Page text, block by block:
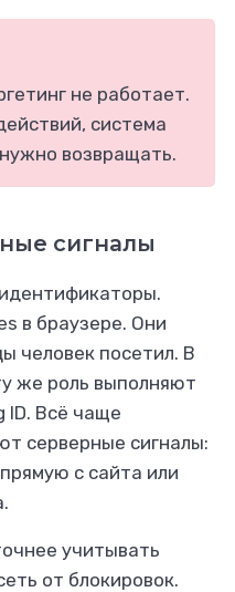
не работает.
система
возвращать.
сигналы
в браузере. Они
человек посетил. В
же роль выполняют
ID. Всё чаще
серверные сигналы:
с сайта или
учитывать
от блокировок.